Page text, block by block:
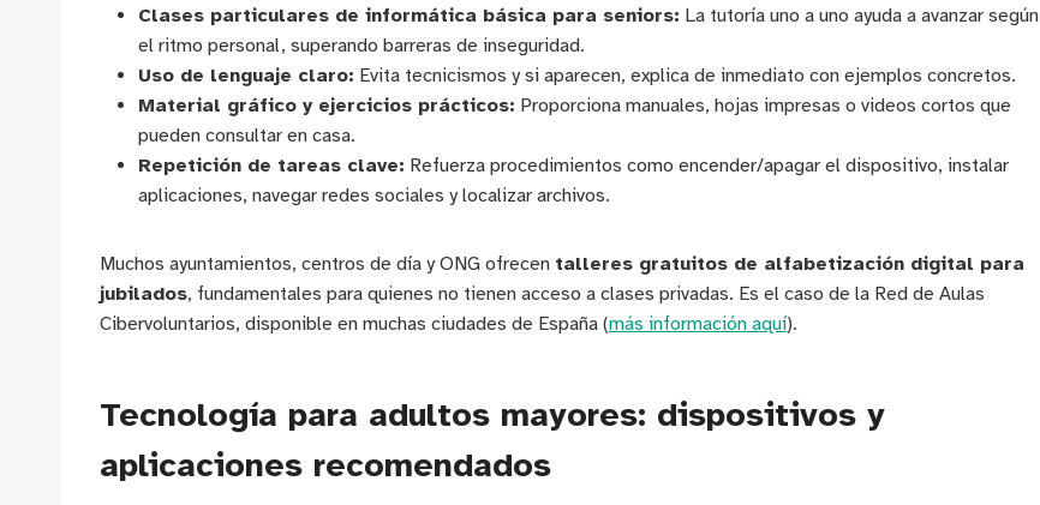
Clases particulares de informática básica para seniors: La tutoría uno a uno ayuda a avanzar según
el ritmo personal, superando barreras de inseguridad.
Uso de lenguaje claro: Evita tecnicismos y si aparecen, explica de inmediato con ejemplos concretos.
Material gráfico y ejercicios prácticos: Proporciona manuales, hojas impresas o videos cortos que
pueden consultar en casa.
Repetición de tareas clave: Refuerza procedimientos como encender/apagar el dispositivo, instalar
aplicaciones, navegar redes sociales y localizar archivos.
Muchos ayuntamientos, centros de día y ONG ofrecen talleres gratuitos de alfabetización digital para
jubilados, fundamentales para quienes no tienen acceso a clases privadas. Es el caso de la Red de Aulas
Cibervoluntarios, disponible en muchas ciudades de España (más información aquí).
Tecnología para adultos mayores: dispositivos y
aplicaciones recomendados